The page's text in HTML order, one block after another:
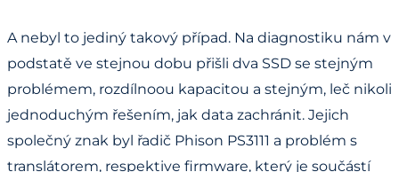
A nebyl to jediný takový případ. Na diagnostiku nám v
podstatě ve stejnou dobu přišli dva SSD se stejným
problémem, rozdílnoou kapacitou a stejným, leč nikoli
jednoduchým řešením, jak data zachránit. Jejich
společný znak byl řadič Phison PS3111 a problém s
translátorem, respektive firmware, který je součástí